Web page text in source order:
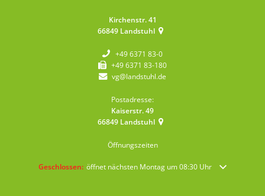
Kirchenstr. 41
66849 Landstuhl
+49 6371 83-0
+49 6371 83-180
vg@landstuhl.de
Postadresse:
Kaiserstr. 49
66849 Landstuhl
Öffnungszeiten
Klicken, um weitere Öffnungs- oder Schließzeiten auszublenden
Geschlossen: öffnet nächsten Montag um 08:30 Uhr